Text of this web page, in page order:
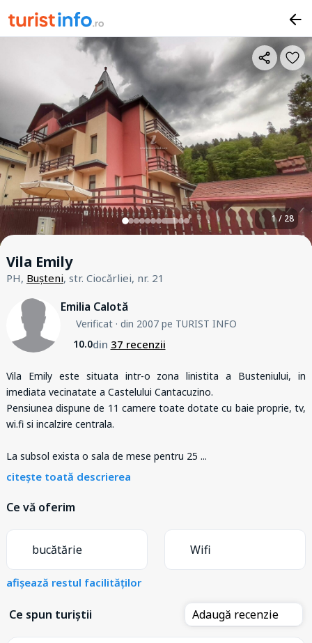
1 / 28
Vila Emily
PH, Bușteni, str. Ciocărliei, nr. 21
Emilia Calotă
Verificat· din 2007 pe TURIST INFO
10.0din 37 recenzii
Vila Emily este situata intr-o zona linistita a Busteniului, in
imediata vecinatate a Castelului Cantacuzino.
Pensiunea dispune de 11 camere toate dotate cu baie proprie, tv,
wi.fi si incalzire centrala.
La subsol exista o sala de mese pentru 25 ...
citește toată descrierea
Ce vă oferim
bucătărie Wifi
afișează restul facilităților
Ce spun turiștii Adaugă recenzie